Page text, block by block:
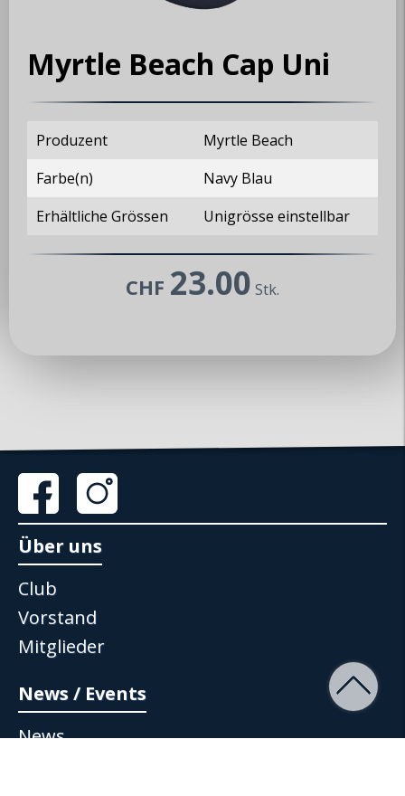
Myrtle Beach Cap Uni
Produzent
Myrtle Beach
Farbe(n)
Navy Blau
Erhältliche Grössen
Unigrösse einstellbar
CHF 23.00 Stk.
MX5 Club Zürisee
Über uns
Club
Vorstand
Mitglieder
News / Events
News